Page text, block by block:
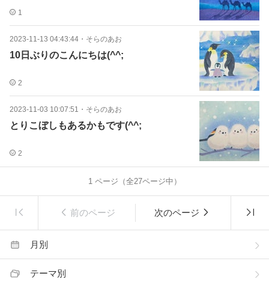
1
2023-11-13 04:43:44 ・ そらのあお
10日ぶりのこんにちは(^^;
2
2023-11-03 10:07:51 ・ そらのあお
とりこぼしもあるかもです(^^;
2
1ページ（全27ページ中）
前のページ 次のページ
月別
テーマ別